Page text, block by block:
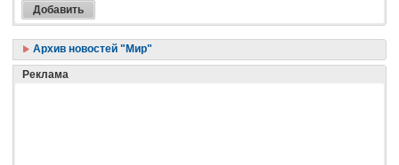
Архив новостей "Мир"
Реклама